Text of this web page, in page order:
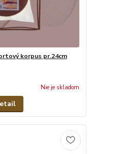
korpus pr.24cm
Nie je skladom